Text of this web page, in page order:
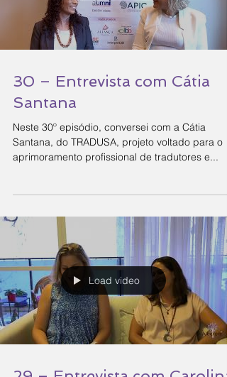
30 – Entrevista com Cátia
Santana
Neste 30º episódio, conversei com a Cátia
Santana, do TRADUSA, projeto voltado para o
aprimoramento profissional de tradutores e...
Load video